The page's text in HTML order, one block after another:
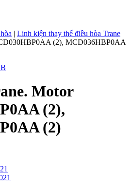
| Linh kiện thay thế điều hòa Trane |
(2), MCD036HBP0AA
Motor
(2),
(2)